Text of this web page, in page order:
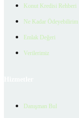
Konut Kredisi Rehberi
Ne Kadar Ödeyebilirim
Emlak Değeri
Verilerimiz
Danışman Bul